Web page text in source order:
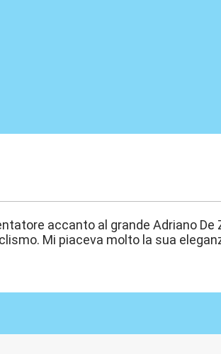
accanto al grande Adriano De
Mi piaceva molto la sua